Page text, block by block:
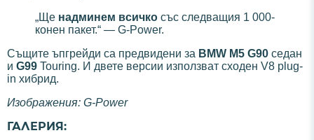
„Ще надминем всичко със следващия 1 000-
конен пакет.“ — G-Power.
Същите ъпгрейди са предвидени за BMW M5 G90 седан
и G99 Touring. И двете версии използват сходен V8 plug-
in хибрид.
Изображения: G-Power
ГАЛЕРИЯ: